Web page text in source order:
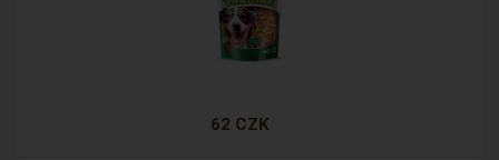
62 CZK